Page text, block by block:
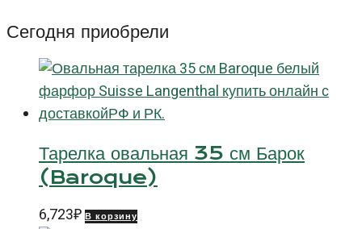
Сегодня приобрели
Тарелка овальная 35 см Барок
(Baroque)
6,723₽ В корзину